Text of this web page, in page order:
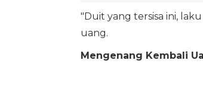
"Duit yang tersisa ini,
uang.
Mengenang Kembali